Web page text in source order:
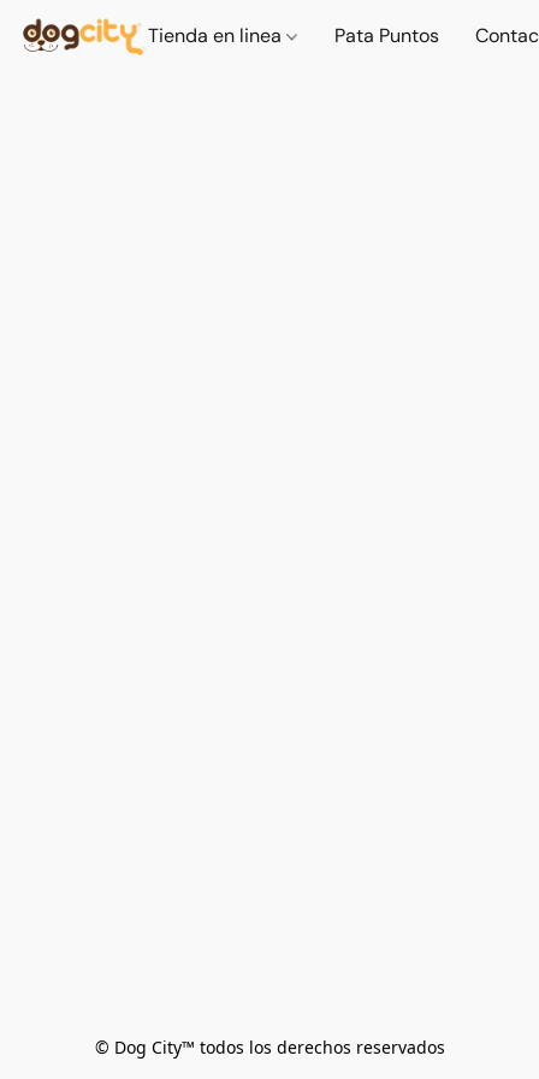
Tienda en linea Pata Puntos
© Dog City™ todos los derechos reservados